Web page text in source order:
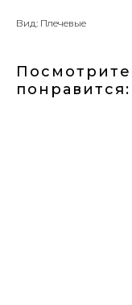
Вид: Плечевые
понравится: